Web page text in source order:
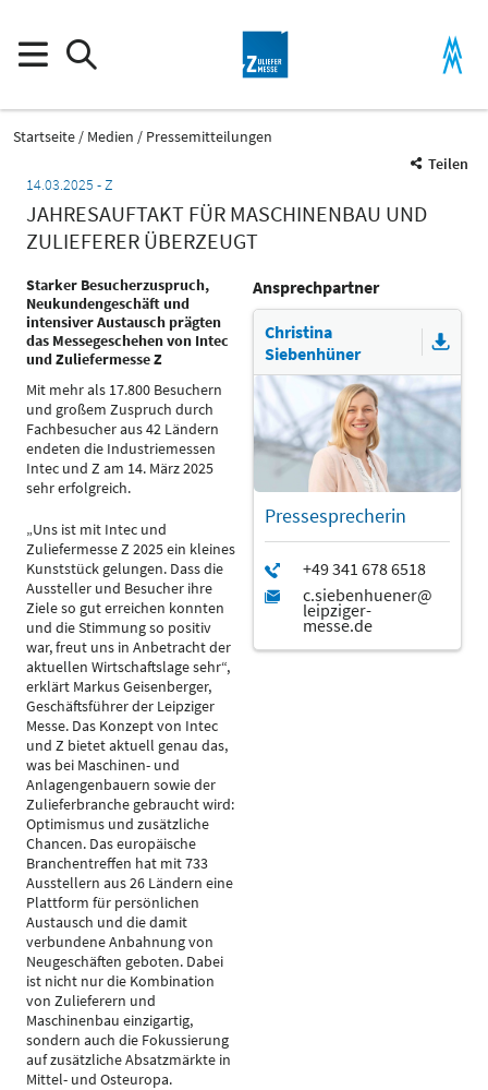
Startseite Medien
Pressemitteilungen
Teilen
14.03.2025
Z
JAHRESAUFTAKT FÜR MASCHINENBAU UND
ZULIEFERER ÜBERZEUGT
Starker Besucherzuspruch,
Neukundengeschäft und
intensiver Austausch prägten
das Messegeschehen von Intec
und Zuliefermesse Z
Mit mehr als 17.800 Besuchern
und großem Zuspruch durch
Fachbesucher aus 42 Ländern
endeten die Industriemessen
Intec und Z am 14. März 2025
sehr erfolgreich.
„Uns ist mit Intec und
Zuliefermesse Z 2025 ein kleines
Kunststück gelungen. Dass die
Aussteller und Besucher ihre
Ziele so gut erreichen konnten
und die Stimmung so positiv
war, freut uns in Anbetracht der
aktuellen Wirtschaftslage sehr“,
erklärt Markus Geisenberger,
Geschäftsführer der Leipziger
Messe. Das Konzept von Intec
und Z bietet aktuell genau das,
was bei Maschinen- und
Anlagengenbauern sowie der
Zulieferbranche gebraucht wird:
Optimismus und zusätzliche
Chancen. Das europäische
Branchentreffen hat mit 733
Ausstellern aus 26 Ländern eine
Plattform für persönlichen
Austausch und die damit
verbundene Anbahnung von
Neugeschäften geboten. Dabei
ist nicht nur die Kombination
von Zulieferern und
Maschinenbau einzigartig,
sondern auch die Fokussierung
auf zusätzliche Absatzmärkte in
Mittel- und Osteuropa.
Ansprechpartner
Christina
Siebenhüner
Pressesprecherin